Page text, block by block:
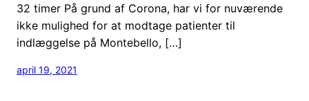
32 timer På grund af Corona, har vi for nuværende
ikke mulighed for at modtage patienter til
indlæggelse på Montebello, […]
april 19, 2021